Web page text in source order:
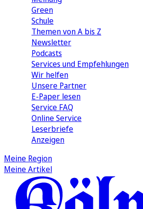
Green
Schule
Themen von A bis Z
Newsletter
Podcasts
Services und Empfehlungen
Wir helfen
Unsere Partner
E-Paper lesen
Service FAQ
Online Service
Leserbriefe
Anzeigen
Meine Region
Meine Artikel